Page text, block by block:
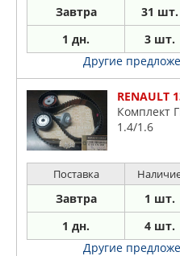
Завтра 31 шт.
1 дн. 3 шт.
Другие
RENAULT
Комплект
1.4/1.6
Поставка
Завтра 1 шт.
1 дн. 4 шт.
Другие